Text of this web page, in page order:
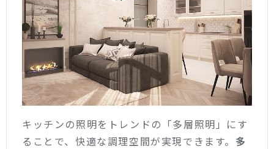
キッチンの照明をトレンドの「多層照明」にす
ることで、快適な調理空間が実現できます。 多